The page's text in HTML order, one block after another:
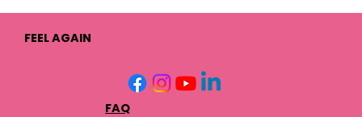
FEEL AGAIN
FAQ